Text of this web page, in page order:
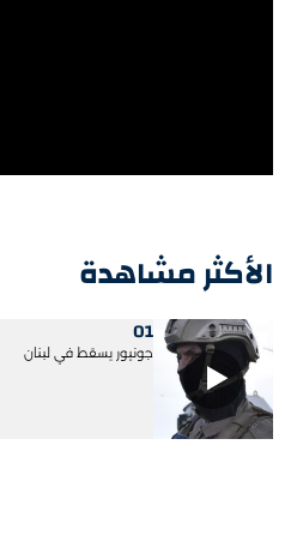
الأكثر مشاهدة
01
جونيور يسقط في لبنان